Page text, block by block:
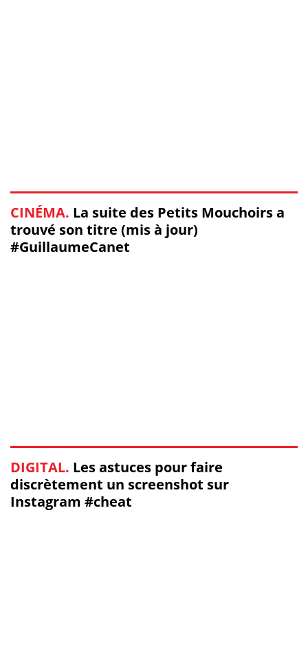
CINÉMA. La suite des Petits Mouchoirs a
trouvé son titre (mis à jour)
#GuillaumeCanet
DIGITAL. Les astuces pour faire
discrètement un screenshot sur
Instagram #cheat